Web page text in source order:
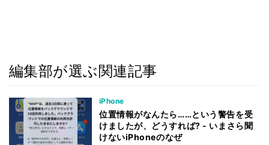
編集部が選ぶ関連記事
iPhone
位置情報がなんたら……という警告を受
けましたが、どうすれば? - いまさら聞
けないiPhoneのなぜ